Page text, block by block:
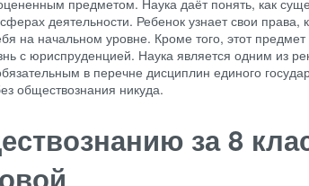
предметом. Наука даёт понять, как
деятельности. Ребенок узнает свои права,
на начальном уровне. Кроме того, этот предмет
с юриспруденцией. Наука является одним из
в перечне дисциплин единого
обществознания никуда.
за 8